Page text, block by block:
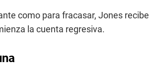
como para fracasar, Jones recibe
la cuenta regresiva.